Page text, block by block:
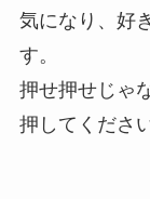
気になり、好
す。
押せ押せじゃ
押してください